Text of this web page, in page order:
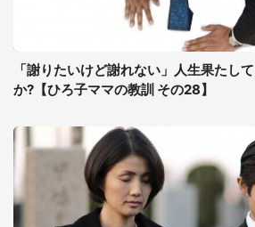
「謝りたいけど謝れない」人生果たし
か?【ひろ子ママの教訓 その28】